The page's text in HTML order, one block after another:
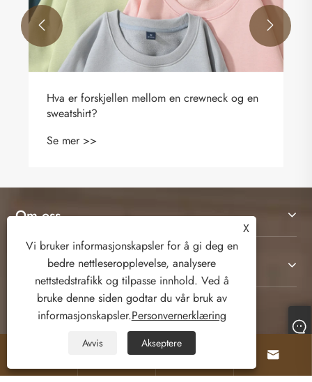
Hva er forskjellen mellom en crewneck og en
sweatshirt?
Se mer >>
 
Om oss
Produkter
Kontakt oss
FØLG OSS
 
X
Vi bruker informasjonskapsler for å gi deg en
bedre nettleseropplevelse, analysere
nettstedstrafikk og tilpasse innhold. Ved å
bruke denne siden godtar du vår bruk av
informasjonskapsler.Personvernerklæring
Avvis Akseptere